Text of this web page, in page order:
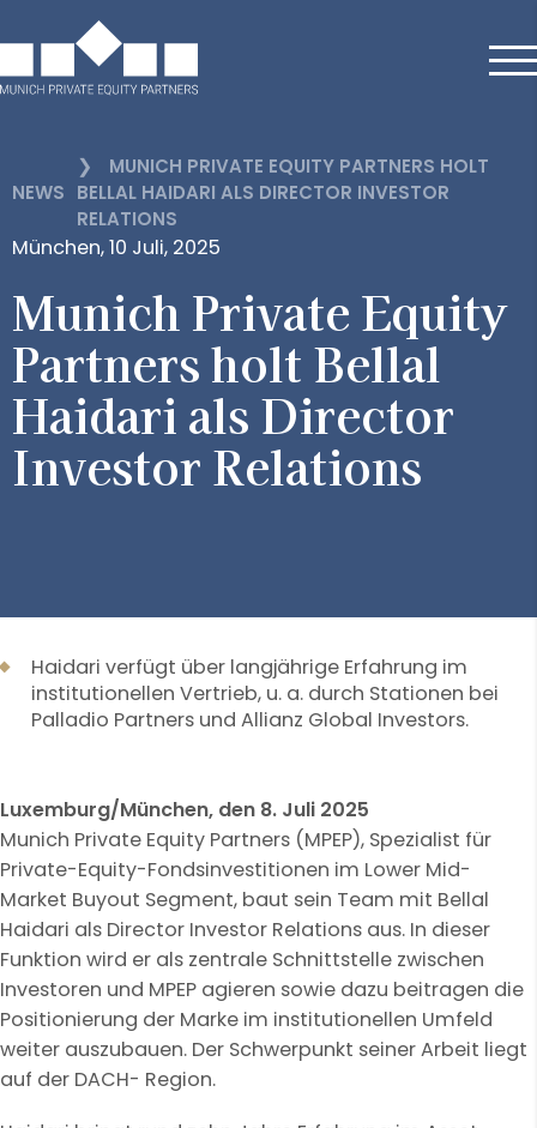
NEWS
❯
MUNICH PRIVATE EQUITY PARTNERS HOLT
BELLAL HAIDARI ALS DIRECTOR INVESTOR
RELATIONS
München, 10 Juli, 2025
Munich Private Equity
Partners holt Bellal
Haidari als Director
Investor Relations
Haidari verfügt über langjährige Erfahrung im
institutionellen Vertrieb, u. a. durch Stationen bei
Palladio Partners und Allianz Global Investors.
Luxemburg/München, den 8. Juli 2025
Munich Private Equity Partners (MPEP), Spezialist für
Private-Equity-Fondsinvestitionen im Lower Mid-
Market Buyout Segment, baut sein Team mit Bellal
Haidari als Director Investor Relations aus. In dieser
Funktion wird er als zentrale Schnittstelle zwischen
Investoren und MPEP agieren sowie dazu beitragen die
Positionierung der Marke im institutionellen Umfeld
weiter auszubauen. Der Schwerpunkt seiner Arbeit liegt
auf der DACH- Region.